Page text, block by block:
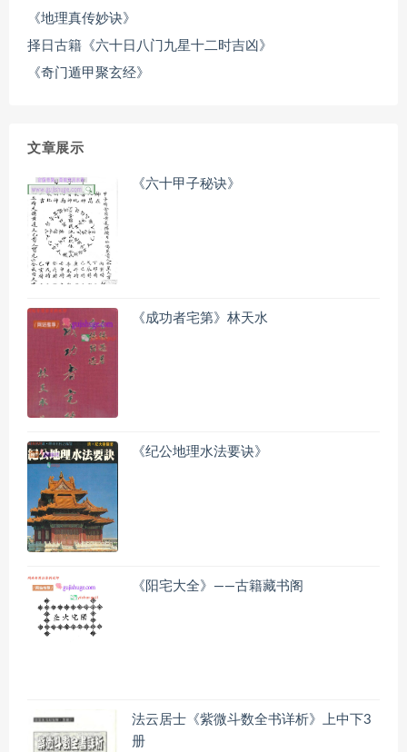
《地理真传妙诀》
择日古籍《六十日八门九星十二时吉凶》
《奇门遁甲聚玄经》
文章展示
《六十甲子秘诀》
《成功者宅第》林天水
《纪公地理水法要诀》
《阳宅大全》——古籍藏书阁
法云居士《紫微斗数全书详析》上中下3
册